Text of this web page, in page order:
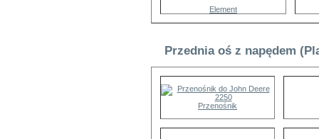
Element
Przednia oś z napędem
Przenośnik